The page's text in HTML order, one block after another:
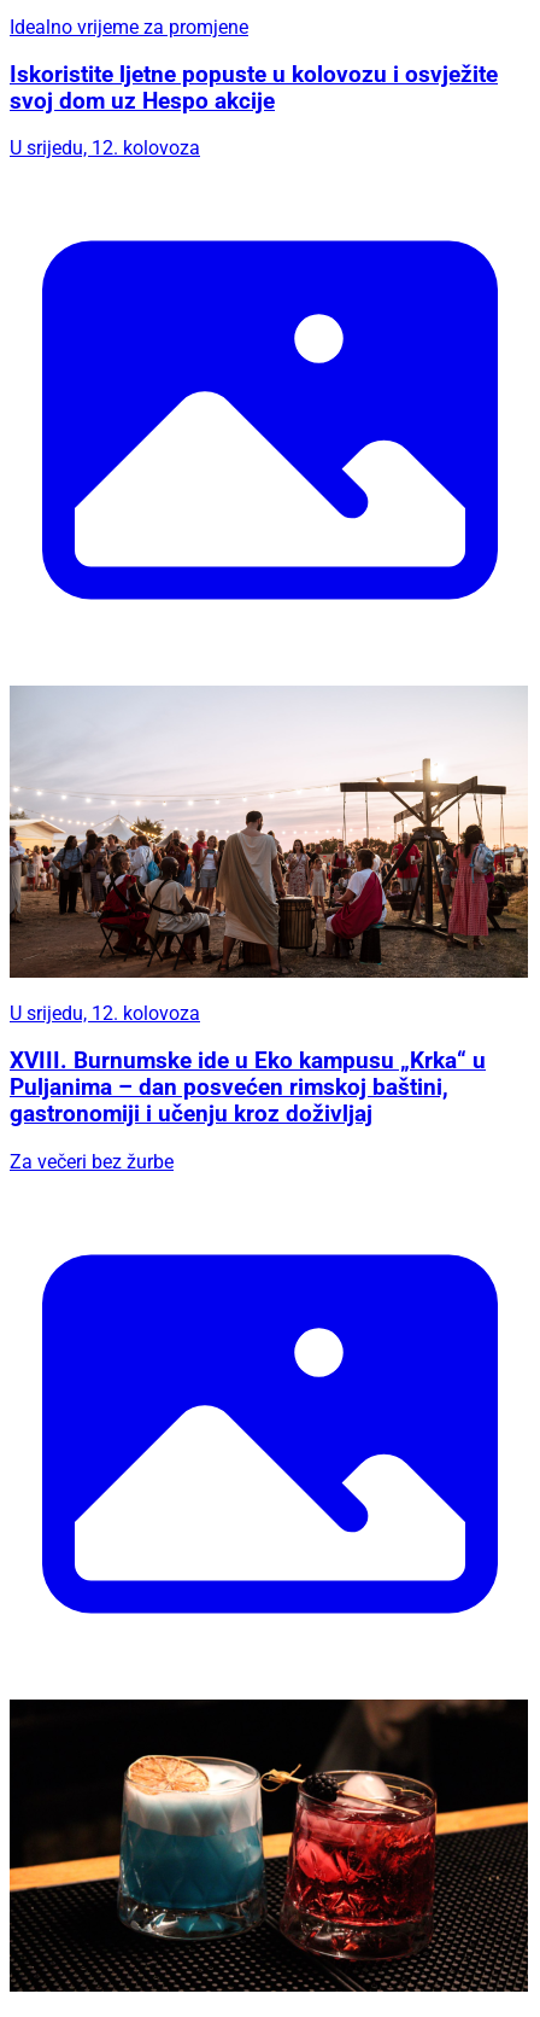
Idealno vrijeme za promjene
Iskoristite ljetne popuste u kolovozu i osvježite
svoj dom uz Hespo akcije
U srijedu, 12. kolovoza
U srijedu, 12. kolovoza
XVIII. Burnumske ide u Eko kampusu „Krka“ u
Puljanima – dan posvećen rimskoj baštini,
gastronomiji i učenju kroz doživljaj
Za večeri bez žurbe